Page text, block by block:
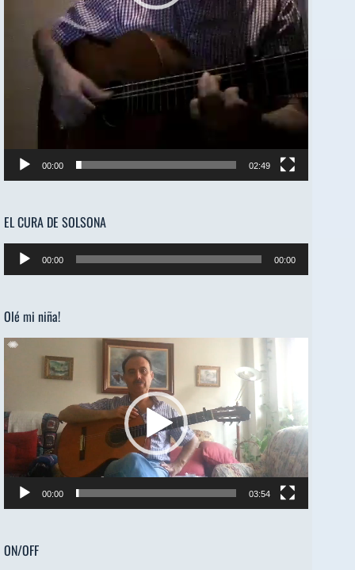
00:00 02:49
EL CURA DE SOLSONA
Reproductor
de
00:00 00:00
Olé mi niña!
Reproductor
00:00 03:54
ON/OFF